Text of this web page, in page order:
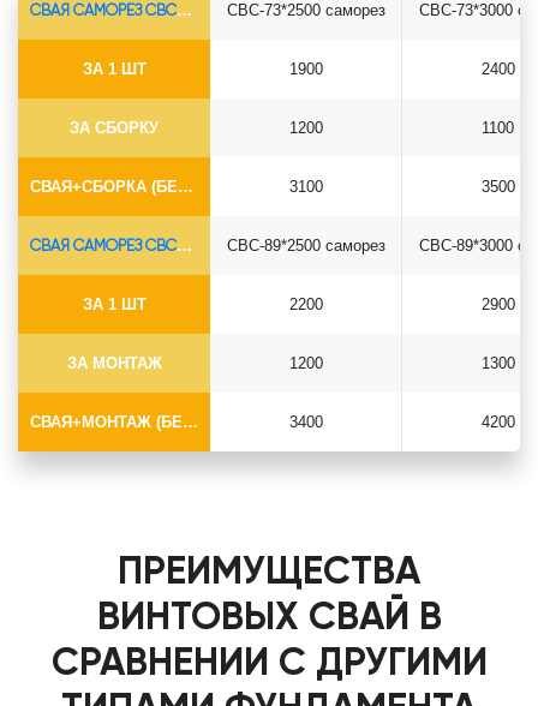
СВАЯ САМОРЕЗ СВС-Ø73*5.5
ЗА 1 ШТ
ЗА СБОРКУ
СВАЯ+СБОРКА (БЕЗ ОГОЛОВКА)
СВС-73*2500 саморез
1900
1200
3100
СВС-73*3000
2400
1100
3500
СВАЯ САМОРЕЗ СВС-Ø89*6.5
ЗА 1 ШТ
ЗА МОНТАЖ
СВАЯ+МОНТАЖ (БЕЗ ОГОЛОВКА)
СВС-89*2500 саморез
2200
1200
3400
СВС-89*3000
2900
1300
4200
ПРЕИМУЩЕСТВА
ВИНТОВЫХ СВАЙ В
СРАВНЕНИИ С ДРУГИМИ